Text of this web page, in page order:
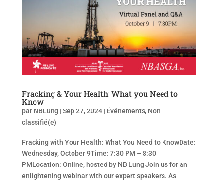
Fracking & Your Health: What you Need to
Know
par NBLung |Sep 27, 2024| Événements, Non
classifié(e)
Fracking with Your Health: What You Need to KnowDate:
Wednesday, October 9Time: 7:30 PM – 8:30
PMLocation: Online, hosted by NB Lung Join us for an
enlightening webinar with our expert speakers. As